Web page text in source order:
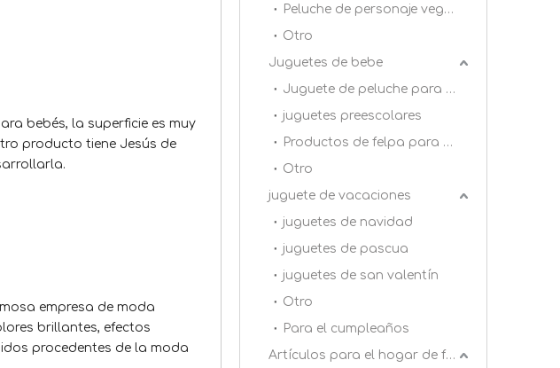
bebés, la superficie es muy
producto tiene Jesús de
empresa de moda
brillantes, efectos
procedentes de la moda
Peluche de personaje vegetal
Otro
Juguetes de bebe
Juguete de peluche para bebé 0+
juguetes preescolares
Productos de felpa para dormitorio infantil
Otro
juguete de vacaciones
juguetes de navidad
juguetes de pascua
juguetes de san valentín
Otro
Para el cumpleaños
Artículos para el hogar de felpa